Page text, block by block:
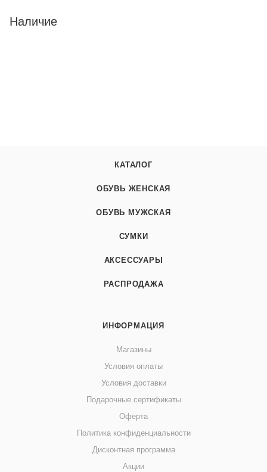
Наличие
КАТАЛОГ
ОБУВЬ ЖЕНСКАЯ
ОБУВЬ МУЖСКАЯ
СУМКИ
АКСЕССУАРЫ
РАСПРОДАЖА
ИНФОРМАЦИЯ
Магазины
Условия оплаты
Условия доставки
Подарочные сертификаты
Оферта
Политика конфиденциальности
Дисконтная программа
Акции